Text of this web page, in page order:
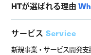
HTが選ばれる理由
サービス Service
新規事業・サービス開発支